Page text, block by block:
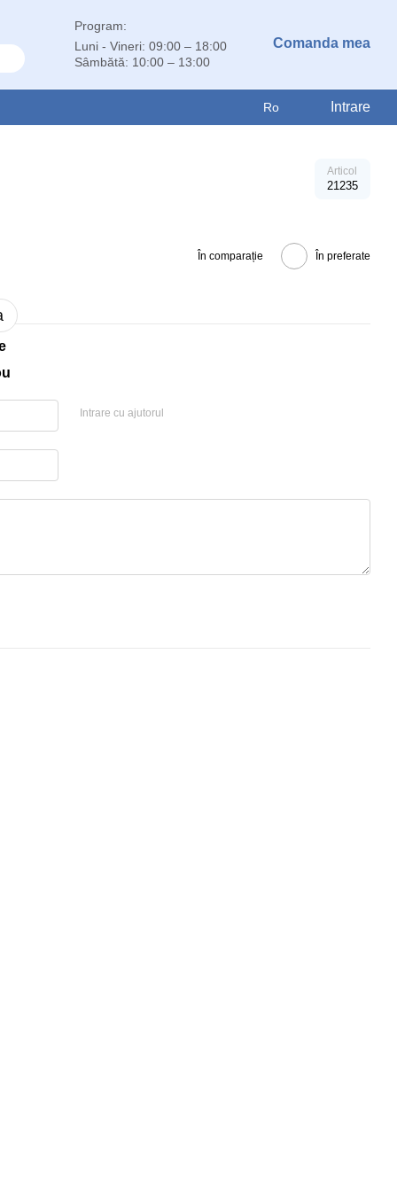
Program:
Luni - Vineri: 09:00 – 18:00
Sâmbătă: 10:00 – 13:00
Comanda mea
Ro Intrare
Articol
21235
În comparație În preferate
Intrare cu ajutorul